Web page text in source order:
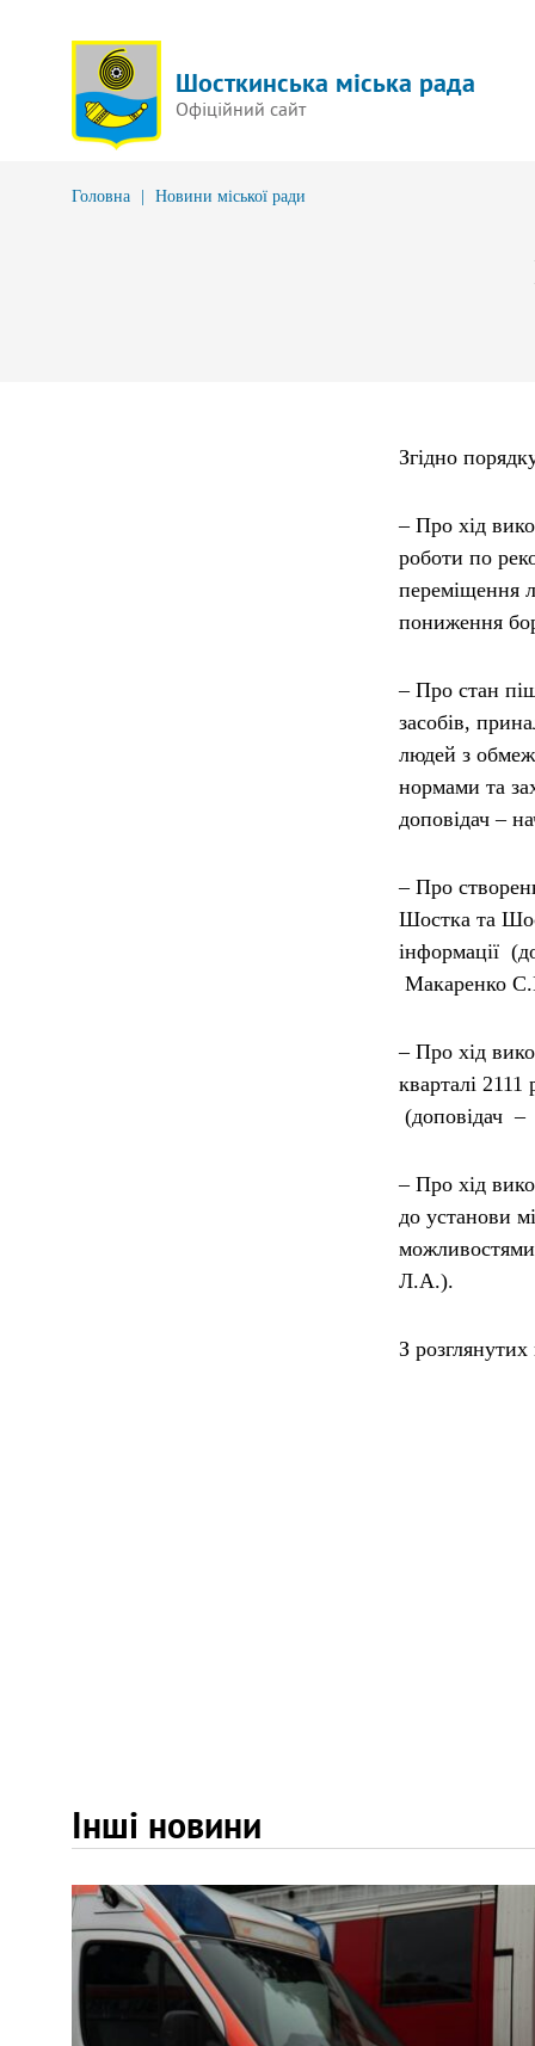
Шосткинська міська рада
Офіційний сайт
Головна Новини міської ради
Згідно
– Про хід
роботи по
переміщення
пониження
– Про стан
засобів,
людей з
нормами та
доповідач –
– Про
Шостка та
інформації
Макаренко
– Про хід
кварталі
(доповідач
– Про хід
до установи
можливостями
Л.А.).
З
Інші новини